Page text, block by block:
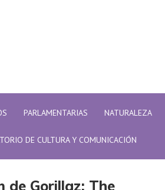
PARLAMENTARIAS NATURALEZA
DE CULTURA Y COMUNICACIÓN
Mountain
de Gorillaz: The